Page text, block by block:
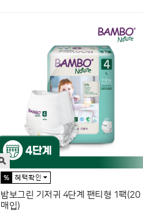
밤보그린 기저귀 4단계 팬티형 1팩(20
매입)